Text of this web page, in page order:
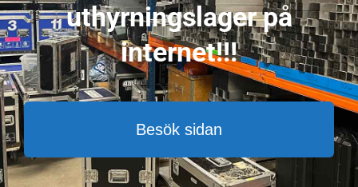
uthyrningslager på
internet!!!
Besök sidan